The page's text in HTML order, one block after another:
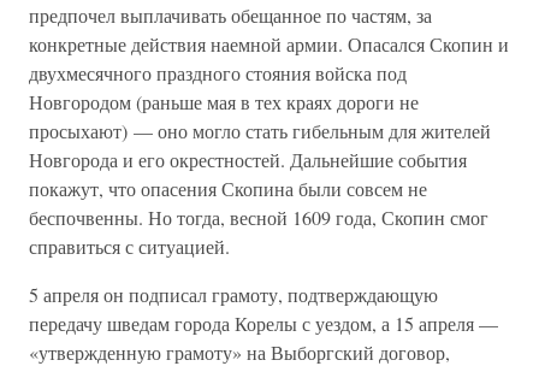
предпочел выплачивать обещанное по частям, за
конкретные действия наемной армии. Опасался Скопин и
двухмесячного праздного стояния войска под
Новгородом (раньше мая в тех краях дороги не
просыхают) — оно могло стать гибельным для жителей
Новгорода и его окрестностей. Дальнейшие события
покажут, что опасения Скопина были совсем не
беспочвенны. Но тогда, весной 1609 года, Скопин смог
справиться с ситуацией.
5 апреля он подписал грамоту, подтверждающую
передачу шведам города Корелы с уездом, а 15 апреля —
«утвержденную грамоту» на Выборгский договор,